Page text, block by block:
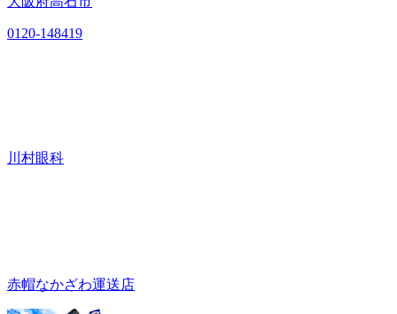
0120-148419
川村眼科
赤帽なかざわ運送店